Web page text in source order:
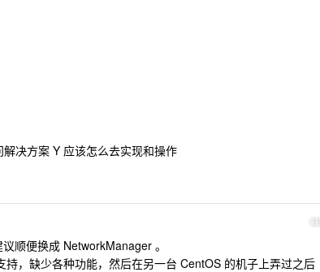
决方案 Y 应该怎么去实现和操作
11
顺便换成 NetworkManager 。
，缺少各种功能，然后在另一台 CentOS 的机子上弄过之后